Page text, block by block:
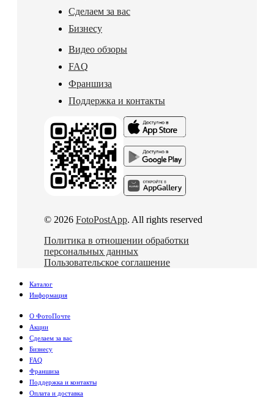
Сделаем за вас
Бизнесу
Видео обзоры
FAQ
Франшиза
Поддержка и контакты
© 2026 FotoPostApp. All rights reserved
Политика в отношении обработки
персональных данных
Пользовательское соглашение
Каталог
Информация
О ФотоПочте
Акции
Сделаем за вас
Бизнесу
FAQ
Франшиза
Поддержка и контакты
Оплата и доставка